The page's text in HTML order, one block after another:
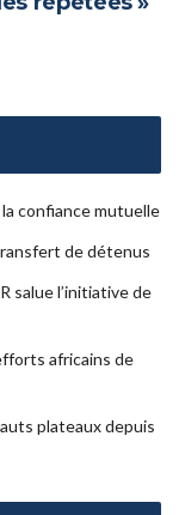
confiance mutuelle
de détenus
salue l’initiative de
africains de
plateaux depuis